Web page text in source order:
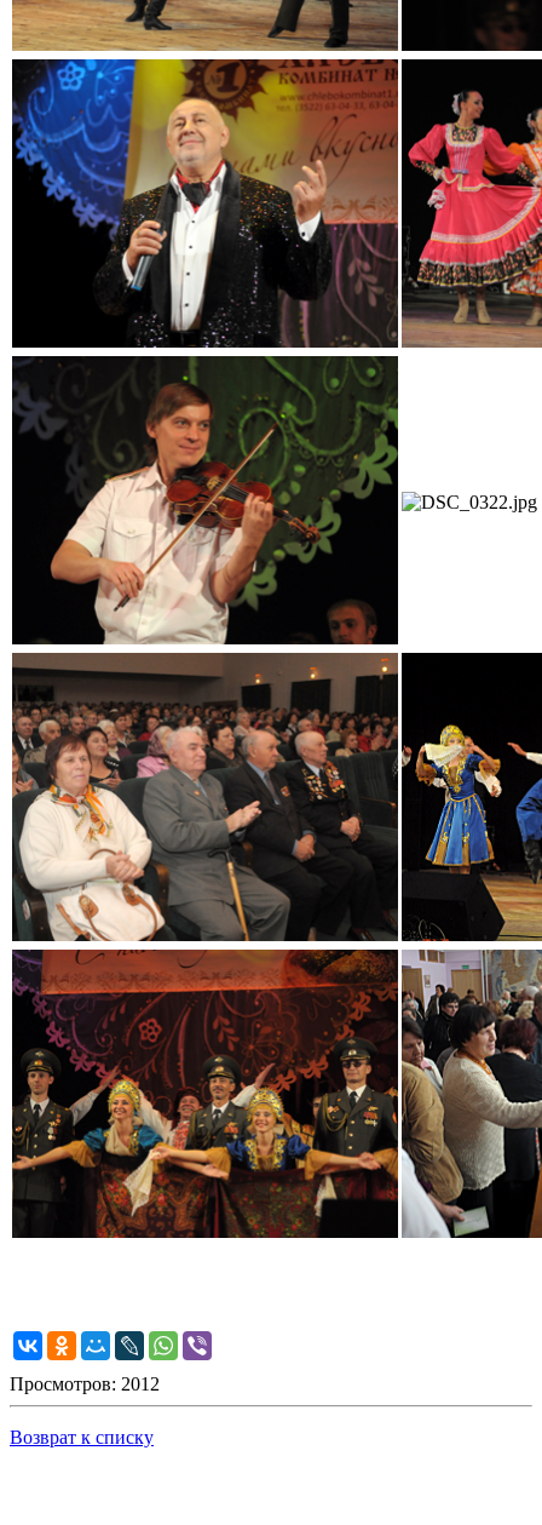
Просмотров: 2012
Возврат к списку